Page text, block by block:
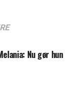
Nu gør hun